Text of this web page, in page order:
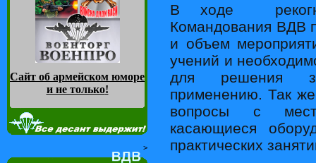
Сайт об армейском юморе
и не только!
>
В ходе
Командования ВДВ
и объем
учений и
для решения
применению. Так
вопросы с
касающиеся
практических